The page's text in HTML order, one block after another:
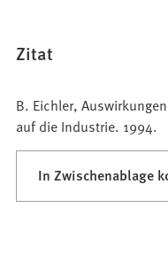
Zitat
B. Eichler,
auf die Industrie. 1994.
In Zwischenablage